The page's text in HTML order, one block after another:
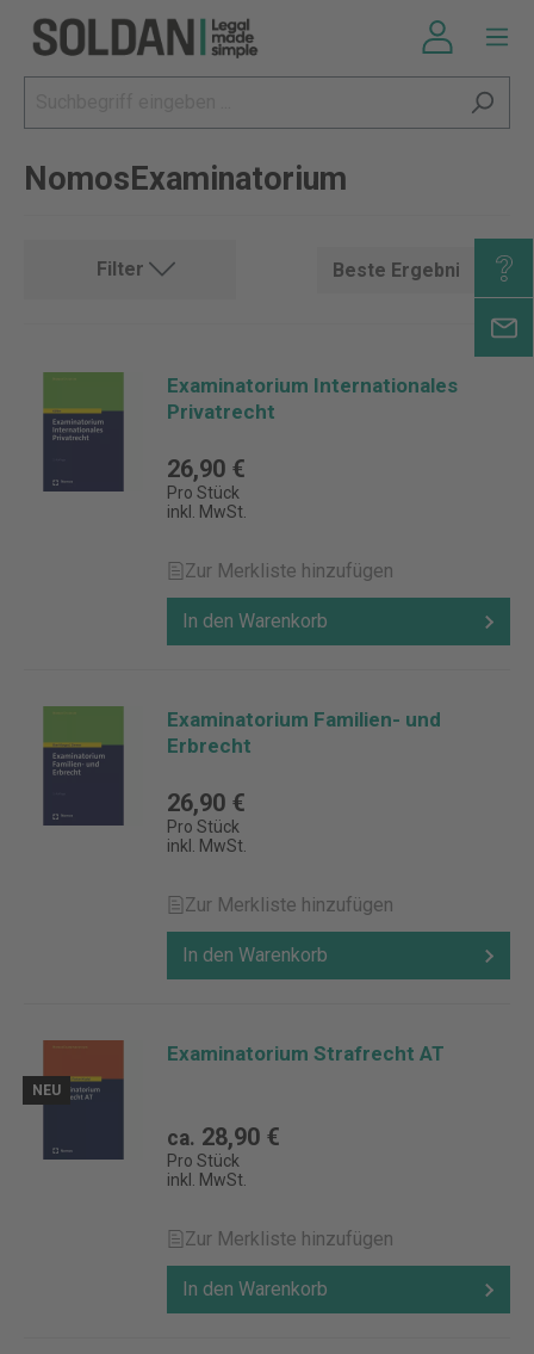
NomosExaminatorium
Filter
Examinatorium Internationales
Privatrecht
26,90 €
Pro Stück
inkl. MwSt.
Zur Merkliste hinzufügen
In den Warenkorb
Examinatorium Familien- und
Erbrecht
26,90 €
Pro Stück
inkl. MwSt.
Zur Merkliste hinzufügen
In den Warenkorb
NEU
Examinatorium Strafrecht AT
ca. 28,90 €
Pro Stück
inkl. MwSt.
Zur Merkliste hinzufügen
In den Warenkorb